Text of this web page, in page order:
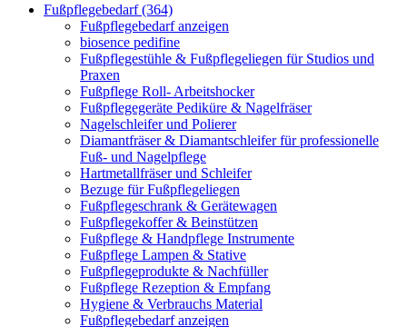
Fußpflegebedarf (364)
Fußpflegebedarf anzeigen
biosence pedifine
Fußpflegestühle & Fußpflegeliegen für Studios und
Praxen
Fußpflege Roll- Arbeitshocker
Fußpflegegeräte Pediküre & Nagelfräser
Nagelschleifer und Polierer
Diamantfräser & Diamantschleifer für professionelle
Fuß- und Nagelpflege
Hartmetallfräser und Schleifer
Bezuge für Fußpflegeliegen
Fußpflegeschrank & Gerätewagen
Fußpflegekoffer & Beinstützen
Fußpflege & Handpflege Instrumente
Fußpflege Lampen & Stative
Fußpflegeprodukte & Nachfüller
Fußpflege Rezeption & Empfang
Hygiene & Verbrauchs Material
Fußpflegebedarf anzeigen